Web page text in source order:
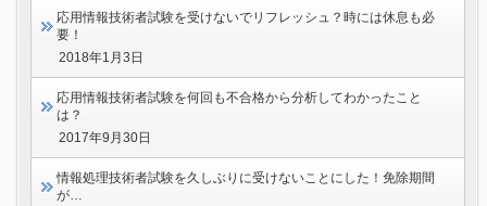
応用情報技術者試験を受けないでリフレッシュ？時には休息も必
要！
2018年1月3日
応用情報技術者試験を何回も不合格から分析してわかったこと
は？
2017年9月30日
情報処理技術者試験を久しぶりに受けないことにした！免除期間
が…